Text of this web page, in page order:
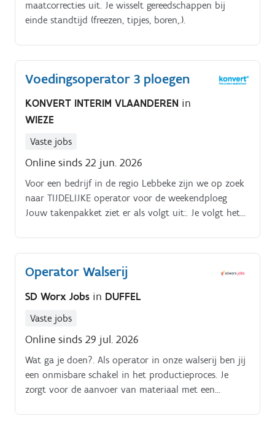
maatcorrecties uit. Je wisselt gereedschappen bij
einde standtijd (freezen, tipjes, boren,.).
Voedingsoperator 3 ploegen
KONVERT INTERIM VLAANDEREN in
WIEZE
Vaste jobs
Online sinds 22 jun. 2026
Voor een bedrijf in de regio Lebbeke zijn we op zoek
naar TIJDELIJKE operator voor de weekendploeg
Jouw takenpakket ziet er als volgt uit:. Je volgt het
productielijnen Je gooit je dagelijks in de strijd om de
kwaliteit van onze producten te garanderen en bent
sturen waar nodig Een technische storing? Indien
jouw technische basiskennis niet toelaat om dit zelf
Je maakt van veiligheid, hygiëne en netheid op de
werkvloer een prioriteit
Operator Walserij
SD Worx Jobs in DUFFEL
Vaste jobs
Online sinds 29 jul. 2026
Wat ga je doen?. Als operator in onze walserij ben jij
een onmisbare schakel in het productieproces. Je
zorgt voor de aanvoer van materiaal met een
productieformulieren in.